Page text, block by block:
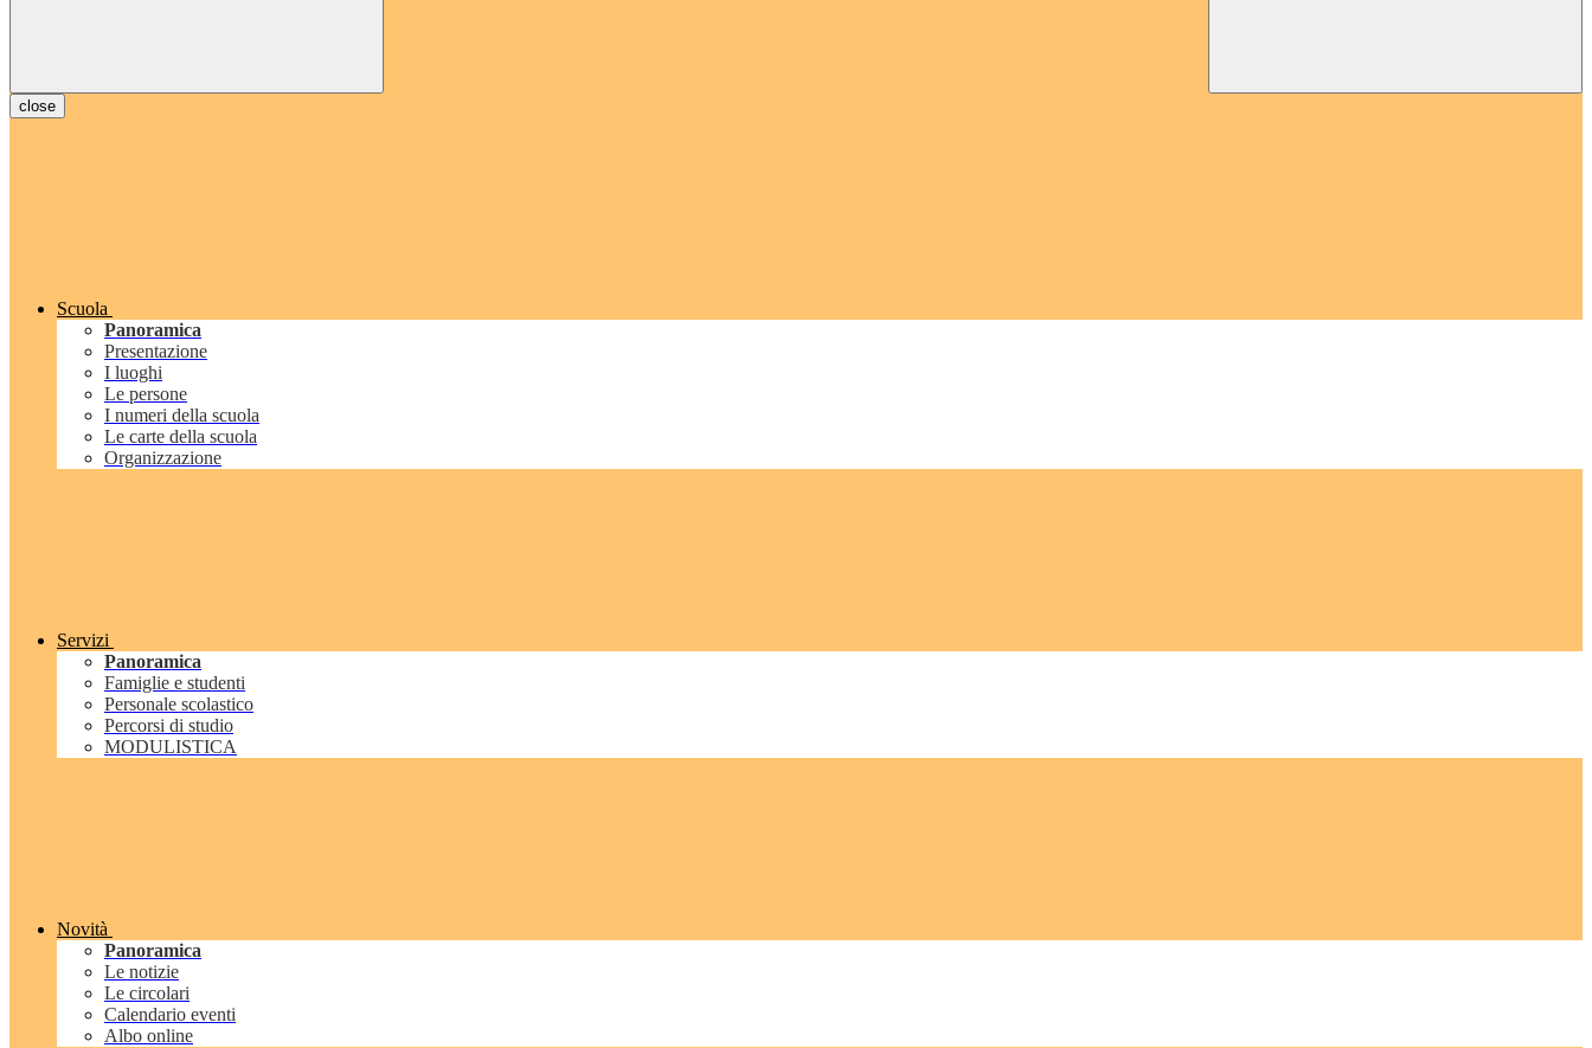
close
Scuola
Panoramica
Presentazione
I luoghi
Le persone
I numeri della scuola
Le carte della scuola
Organizzazione
Servizi
Panoramica
Famiglie e studenti
Personale scolastico
Percorsi di studio
MODULISTICA
Novità
Panoramica
Le notizie
Le circolari
Calendario eventi
Albo online